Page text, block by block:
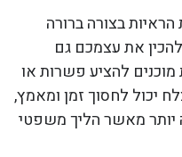
בצורה ברורה
את עצמכם גם
להציע פשרות או
יכול לחסוך זמן ומאמץ,
יותר מאשר הליך משפטי